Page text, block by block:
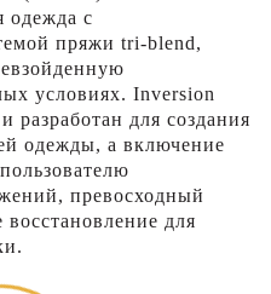
одежда с
пряжи tri-blend,
условиях. Inversion
разработан для создания
одежды, а включение
превосходный
для